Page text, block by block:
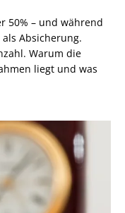
50% – und während
Absicherung.
Warum die
liegt und was